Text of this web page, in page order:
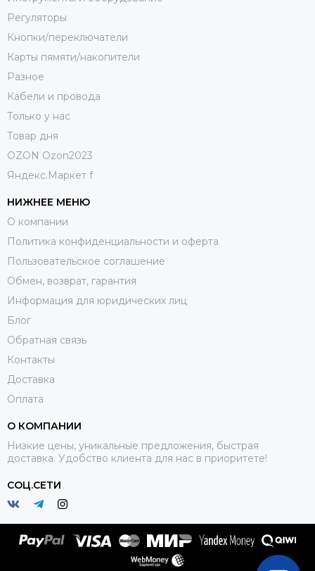
Регуляторы
Кнопки/переключатели
Карты пямяти/накопители
Разное
Кабели и провода
Только у нас
Товар дня
OZON Ozon2023
Яндекс.Маркет f
НИЖНЕЕ МЕНЮ
О компании
Политика конфиденциальности и оферта
Пользовательское соглашение
Обмен, возврат, гарантия
Информация для юридических лиц
Блог
Обратная связь
Контакты
Доставка
Оплата
О КОМПАНИИ
Низкие цены, уникальные предложения, быстрая
доставка. Удобство клиента для нас в приоритете!
СОЦ.СЕТИ